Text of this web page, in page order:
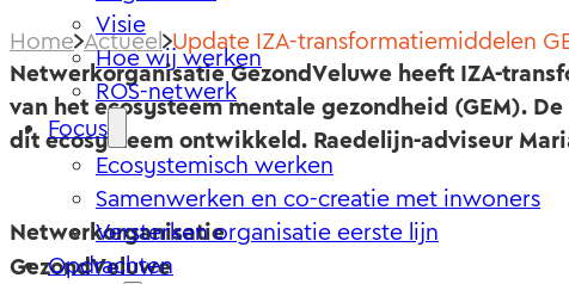
Visie
Hoe wij werken
ROS-netwerk
Focus
Ecosystemisch werken
Samenwerken en co-creatie met inwoners
Versterken organisatie eerste lijn
Opdrachten
Home Actueel Update IZA-transformatiemiddelen
Netwerkorganisatie GezondVeluwe heeft IZA-
van het ecosysteem mentale gezondheid (GEM).
dit ecosysteem ontwikkeld. Raedelijn-adviseur
Netwerkorganisatie
GezondVeluwe